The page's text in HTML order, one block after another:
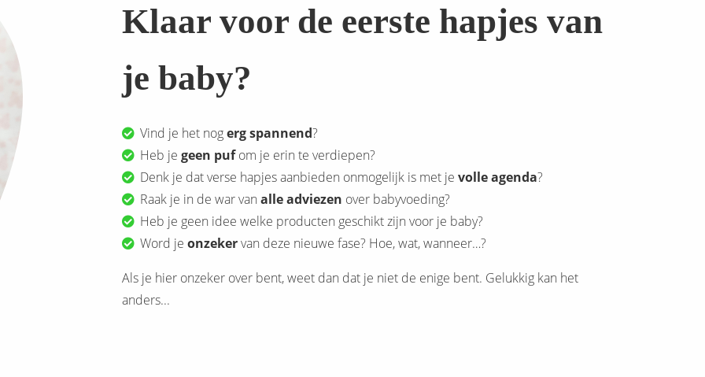
Klaar voor de eerste hapjes van
je baby?
Vind je het nogerg spannend?
Heb jegeen pufom je erin te verdiepen?
Denk je dat verse hapjes aanbieden onmogelijk is met jevolle agenda?
Raak je in de war vanalle adviezen over babyvoeding?
Heb je geen idee welke producten geschikt zijn voor je baby?
Word jeonzekervan deze nieuwe fase? Hoe, wat, wanneer…?
Als je hier onzeker over bent, weet dan dat je niet de enige bent. Gelukkig kan het
anders...